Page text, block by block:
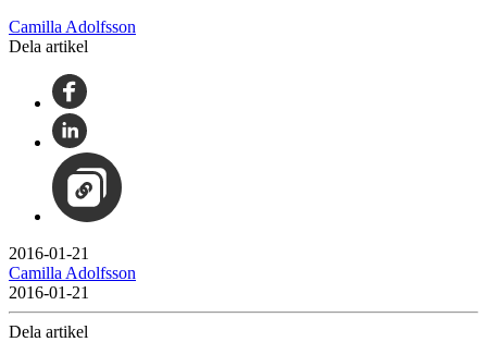
Camilla Adolfsson
Dela artikel
2016-01-21
Camilla Adolfsson
2016-01-21
Dela artikel